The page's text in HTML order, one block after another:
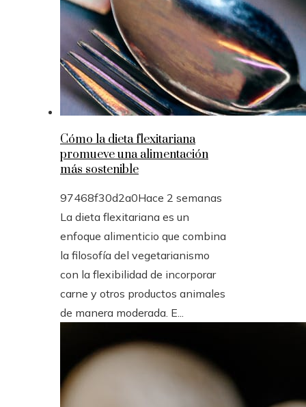
Cómo la dieta flexitariana
promueve una alimentación
más sostenible
97468f30d2a0Hace 2 semanas
La dieta flexitariana es un
enfoque alimenticio que combina
la filosofía del vegetarianismo
con la flexibilidad de incorporar
carne y otros productos animales
de manera moderada. E...